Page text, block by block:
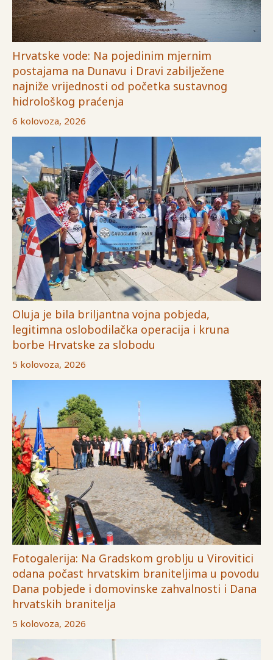
Hrvatske vode: Na pojedinim mjernim
postajama na Dunavu i Dravi zabilježene
najniže vrijednosti od početka sustavnog
hidrološkog praćenja
6 kolovoza, 2026
Oluja je bila briljantna vojna pobjeda,
legitimna oslobodilačka operacija i kruna
borbe Hrvatske za slobodu
5 kolovoza, 2026
Fotogalerija: Na Gradskom groblju u Virovitici
odana počast hrvatskim braniteljima u povodu
Dana pobjede i domovinske zahvalnosti i Dana
hrvatskih branitelja
5 kolovoza, 2026